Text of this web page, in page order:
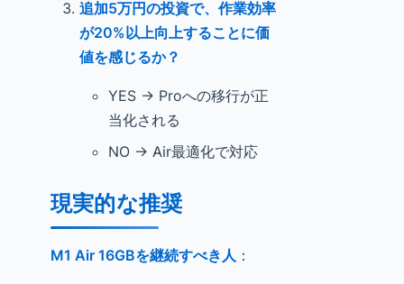
追加5万円の投資で、作業効率
が20%以上向上することに価
値を感じるか？
YES → Proへの移行が正
当化される
NO → Air最適化で対応
現実的な推奨
M1 Air 16GBを継続すべき人 ：